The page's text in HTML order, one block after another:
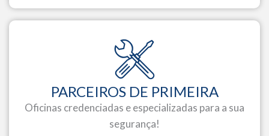
PARCEIROS DE PRIMEIRA
Oficinas credenciadas e especializadas para a sua
segurança!